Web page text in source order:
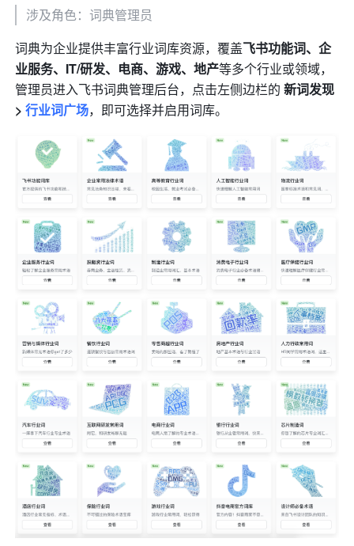
涉及角色：词典管理员
词典为企业提供丰富行业词库资源，覆盖飞书功能词、企
业服务、IT/研发、电商、游戏、地产等多个行业或领域，
管理员进入飞书词典管理后台，点击左侧边栏的 新词发现
> 行业词广场，即可选择并启用词库。